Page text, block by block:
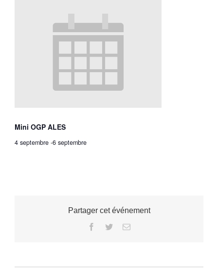
Mini OGP ALES
4 septembre -6 septembre
Partager cet événement
Facebook
TwitterEmail